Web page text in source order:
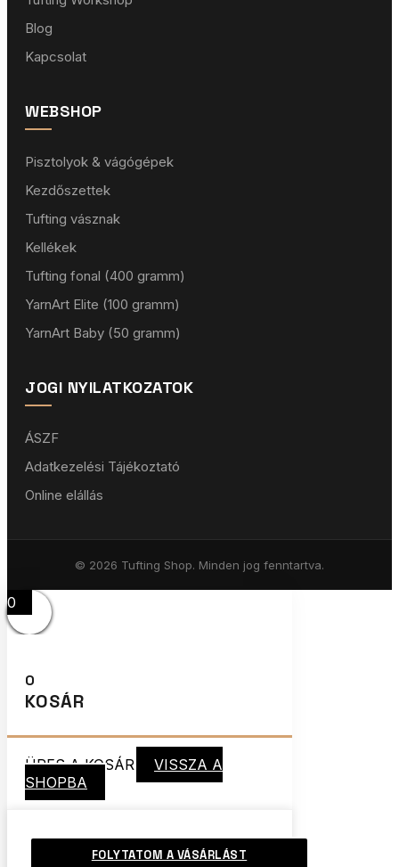
Blog
Kapcsolat
WEBSHOP
Pisztolyok & vágógépek
Kezdőszettek
Tufting vásznak
Kellékek
Tufting fonal (400 gramm)
YarnArt Elite (100 gramm)
YarnArt Baby (50 gramm)
JOGI NYILATKOZATOK
ÁSZF
Adatkezelési Tájékoztató
Online elállás
© 2026 Tufting Shop. Minden jog fenntartva.
0
0
KOSÁR
ÜRES A KOSÁR
VISSZA A
SHOPBA
FOLYTATOM A VÁSÁRLÁST